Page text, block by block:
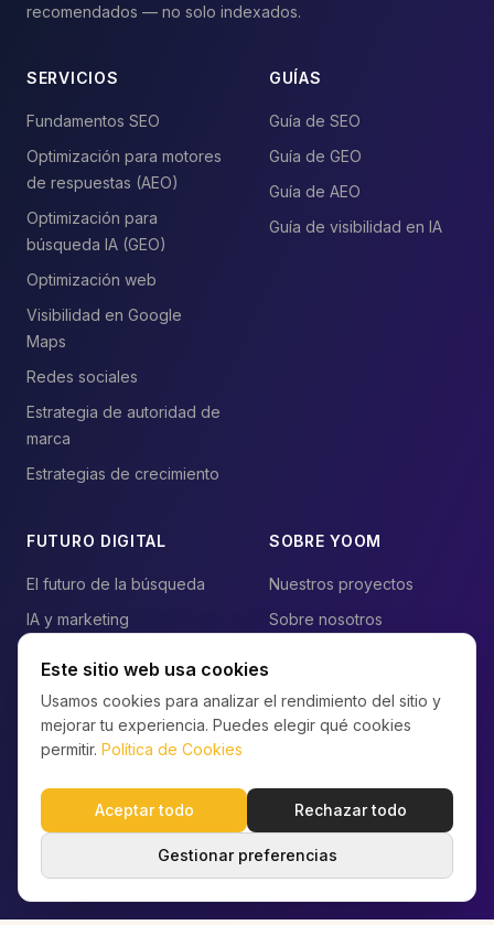
recomendados — no solo indexados.
SERVICIOS
Fundamentos SEO
Optimización para motores
de respuestas (AEO)
Optimización para
búsqueda IA (GEO)
Optimización web
Visibilidad en Google
Maps
Redes sociales
Estrategia de autoridad de
marca
Estrategias de crecimiento
GUÍAS
Guía de SEO
Guía de GEO
Guía de AEO
Guía de visibilidad en IA
FUTURO DIGITAL
El futuro de la búsqueda
IA y marketing
SOBRE YOOM
Nuestros proyectos
Sobre nosotros
Mapa del sitio
Privacidad Seguridad
© 2026 YOOM Digital Agency · Ámsterdam, NL · Al servicio
de empresas en todo el mundo.
Este sitio web usa cookies
Usamos cookies para analizar el rendimiento del sitio y
mejorar tu experiencia. Puedes elegir qué cookies
permitir. Política de Cookies
Aceptar todo Rechazar todo
Gestionar preferencias